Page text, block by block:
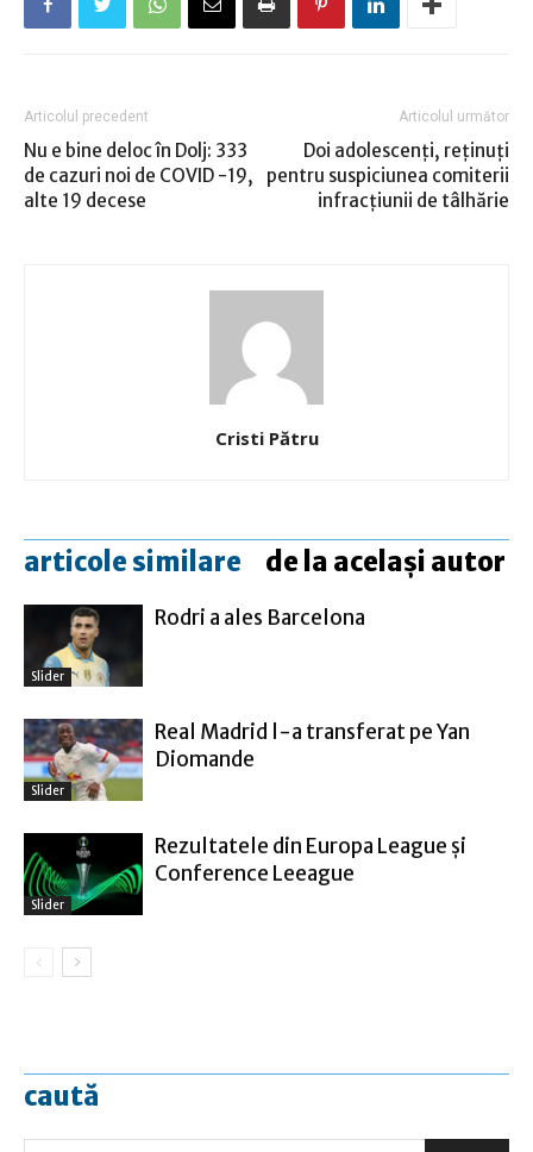
Articolul precedent
Nu e bine deloc în Dolj: 333
de cazuri noi de COVID -19,
alte 19 decese
Articolul următor
Doi adolescenţi, reţinuţi
pentru suspiciunea comiterii
infracţiunii de tâlhărie
Cristi Pătru
articole similare de la același autor
Slider
Rodri a ales Barcelona
Slider
Real Madrid l-a transferat pe Yan
Diomande
Slider
Rezultatele din Europa League şi
Conference Leeague
caută